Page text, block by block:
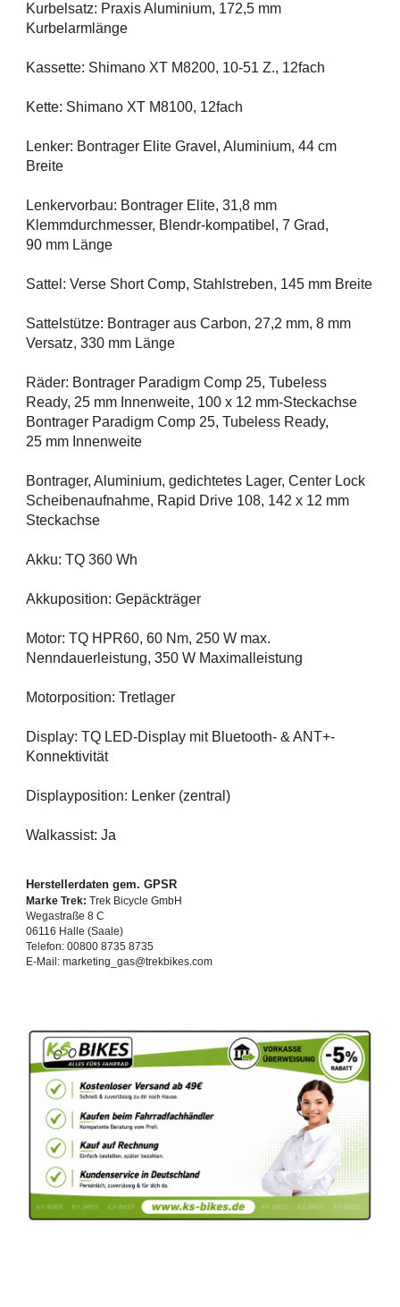
Kurbelsatz: Praxis Aluminium, 172,5 mm
Kurbelarmlänge
Kassette: Shimano XT M8200, 10-51 Z., 12fach
Kette: Shimano XT M8100, 12fach
Lenker: Bontrager Elite Gravel, Aluminium, 44 cm
Breite
Lenkervorbau: Bontrager Elite, 31,8 mm
Klemmdurchmesser, Blendr-kompatibel, 7 Grad,
90 mm Länge
Sattel: Verse Short Comp, Stahlstreben, 145 mm Breite
Sattelstütze: Bontrager aus Carbon, 27,2 mm, 8 mm
Versatz, 330 mm Länge
Räder: Bontrager Paradigm Comp 25, Tubeless
Ready, 25 mm Innenweite, 100 x 12 mm-Steckachse
Bontrager Paradigm Comp 25, Tubeless Ready,
25 mm Innenweite
Bontrager, Aluminium, gedichtetes Lager, Center Lock
Scheibenaufnahme, Rapid Drive 108, 142 x 12 mm
Steckachse
Akku: TQ 360 Wh
Akkuposition: Gepäckträger
Motor: TQ HPR60, 60 Nm, 250 W max.
Nenndauerleistung, 350 W Maximalleistung
Motorposition: Tretlager
Display: TQ LED-Display mit Bluetooth- & ANT+-
Konnektivität
Displayposition: Lenker (zentral)
Walkassist: Ja
Herstellerdaten gem. GPSR
Marke Trek: Trek Bicycle GmbH
Wegastraße 8 C
06116 Halle (Saale)
Telefon: 00800 8735 8735
E-Mail: marketing_gas@trekbikes.com